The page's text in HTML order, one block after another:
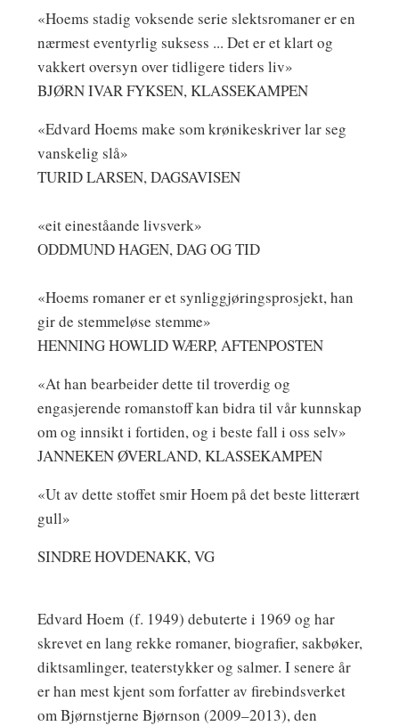
«Hoems stadig voksende serie slektsromaner er en
nærmest eventyrlig suksess ... Det er et klart og
vakkert oversyn over tidligere tiders liv»
BJØRN IVAR FYKSEN, KLASSEKAMPEN
«Edvard Hoems make som krønikeskriver lar seg
vanskelig slå»
TURID LARSEN, DAGSAVISEN
«eit eineståande livsverk»
ODDMUND HAGEN, DAG OG TID
«Hoems romaner er et synliggjøringsprosjekt, han
gir de stemmeløse stemme»
HENNING HOWLID WÆRP, AFTENPOSTEN
«At han bearbeider dette til troverdig og
engasjerende romanstoff kan bidra til vår kunnskap
om og innsikt i fortiden, og i beste fall i oss selv»
JANNEKEN ØVERLAND, KLASSEKAMPEN
«Ut av dette stoffet smir Hoem på det beste litterært
gull»
SINDRE HOVDENAKK, VG
Edvard Hoem(f. 1949) debuterte i 1969 og har
skrevet en lang rekke romaner, biografier, sakbøker,
diktsamlinger, teaterstykker og salmer. I senere år
er han mest kjent som forfatter av firebindsverket
om Bjørnstjerne Bjørnson (2009–2013), den